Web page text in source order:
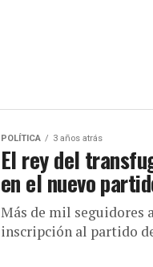
POLÍTICA 3 años atrás
El rey del
en el nuevo
Más de mil seguidores
inscripción al partido